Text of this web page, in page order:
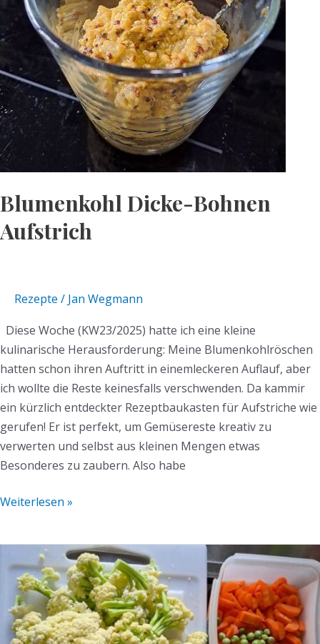
Blumenkohl Dicke-Bohnen
Aufstrich
Rezepte / Jan Wegmann
Diese Woche (KW23/2025) hatte ich eine kleine
kulinarische Herausforderung: Meine Blumenkohlröschen
hatten schon ihren Auftritt in einemleckeren Auflauf, aber
ich wollte die Reste keinesfalls verschwenden. Da kammir
ein kürzlich entdeckter Rezeptbaukasten für Aufstriche wie
gerufen! Er ist perfekt, um Gemüsereste kreativ zu
verwerten und selbst aus kleinen Mengen etwas
Besonderes zu zaubern. Also habe
Weiterlesen »
Gemüseauflauf
mit
Kartoffeldecke